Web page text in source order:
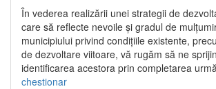
În vederea realizării unei strategii de
care să reflecte nevoile și gradul de
municipiului privind condițiile existente,
de dezvoltare viitoare, vă rugăm să ne
identificarea acestora prin completarea
chestionar